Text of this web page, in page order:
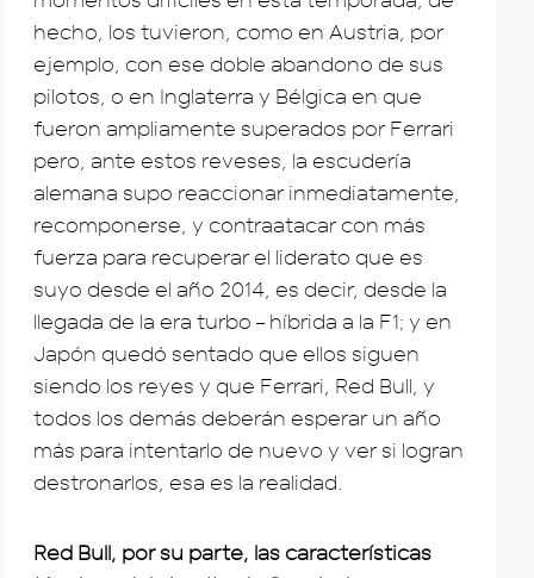
hecho, los tuvieron, como en Austria, por
ejemplo, con ese doble abandono de sus
pilotos, o en Inglaterra y Bélgica en que
fueron ampliamente superados por Ferrari
pero, ante estos reveses, la escudería
alemana supo reaccionar inmediatamente,
recomponerse, y contraatacar con más
fuerza para recuperar el liderato que es
suyo desde el año 2014, es decir, desde la
llegada de la era turbo – híbrida a la F1; y en
Japón quedó sentado que ellos siguen
siendo los reyes y que Ferrari, Red Bull, y
todos los demás deberán esperar un año
más para intentarlo de nuevo y ver si logran
destronarlos, esa es la realidad.
Red Bull, por su parte, las características